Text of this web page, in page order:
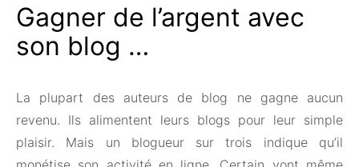
Gagner de l’argent avec
son blog …
La plupart des auteurs de blog ne gagne aucun
revenu. Ils alimentent leurs blogs pour leur simple
plaisir. Mais un blogueur sur trois indique qu’il